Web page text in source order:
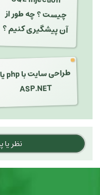
چیست ؟ چه طور از
آن پیشگیری کنیم ؟
طراحی سایت با php یا
ASP.NET
نظر